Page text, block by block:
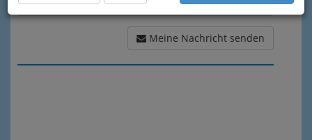
Meine Nachricht senden